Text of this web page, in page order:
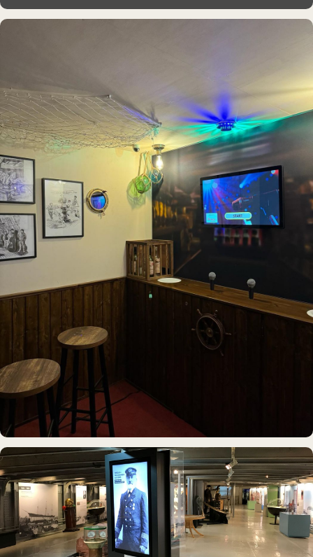
IDEE & UMSETZUNG
Hamburgs kleinste Karaoke-Bar